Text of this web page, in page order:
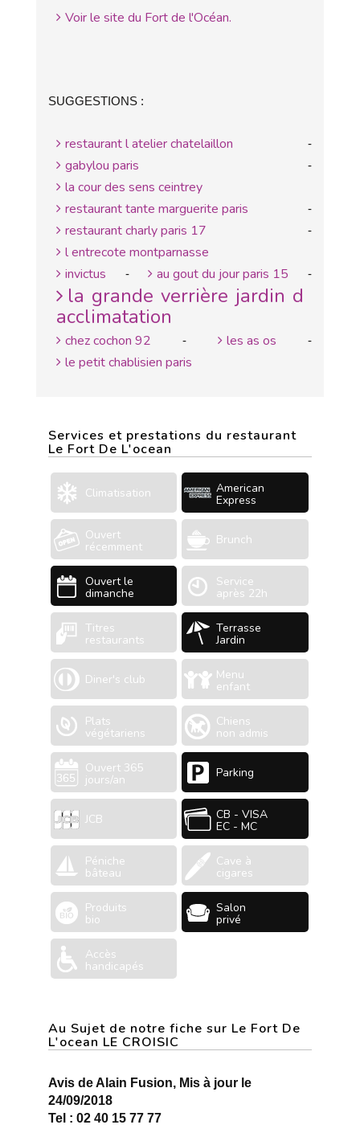
Voir le site du Fort de l'Océan.
SUGGESTIONS :
restaurant l atelier chatelaillon -
gabylou paris -
la cour des sens ceintrey
restaurant tante marguerite paris
-
restaurant charly paris 17 -
l entrecote montparnasse
invictus
- au gout du jour paris 15 -
la grande verrière jardin d
acclimatation
chez cochon 92 - les as os -
le petit chablisien paris
Services et prestations du restaurant
Le Fort De L'ocean
Climatisation American
Express
Ouvert
récemment Brunch
Ouvert le
dimanche
Service
après 22h
Titres
restaurants
Terrasse
Jardin
Diner's club Menu
enfant
Plats
végétariens
Chiens
non admis
Ouvert 365
jours/an Parking
JCB CB - VISA
EC - MC
Péniche
bâteau
Cave à
cigares
Produits
bio
Salon
privé
Accès
handicapés
Au Sujet de notre fiche sur Le Fort De
L'ocean LE CROISIC
Avis de Alain Fusion, Mis à jour le
24/09/2018
Tel : 02 40 15 77 77